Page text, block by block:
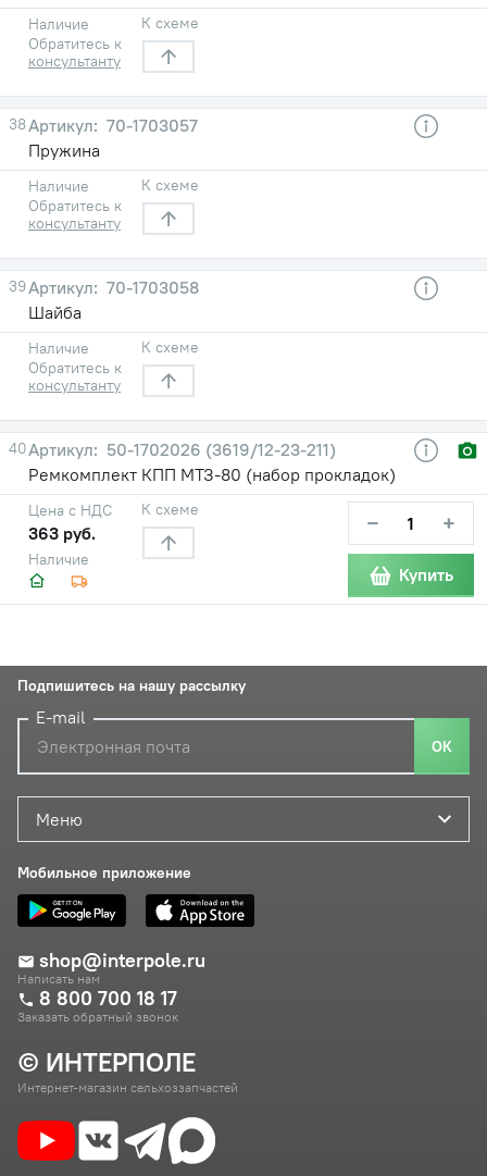
Наличие
Обратитесь к
консультанту
К схеме
38
70-1703057
Пружина
Наличие
Обратитесь к
консультанту
К схеме
39
70-1703058
Шайба
Наличие
Обратитесь к
консультанту
К схеме
40
50-1702026 (3619/12-23-211)
Ремкомплект КПП МТЗ-80 (набор прокладок)
Наличие
Цена с НДС
363 руб.
К схеме − +
Купить
© ИНТЕРПОЛЕ
Интернет-магазин сельхоззапчастей
Меню
Мобильное приложение
shop@interpole.ru
Написать нам
8 800 700 18 17
Заказать обратный звонок
Подпишитесь на нашу рассылку
E-mail
ОК